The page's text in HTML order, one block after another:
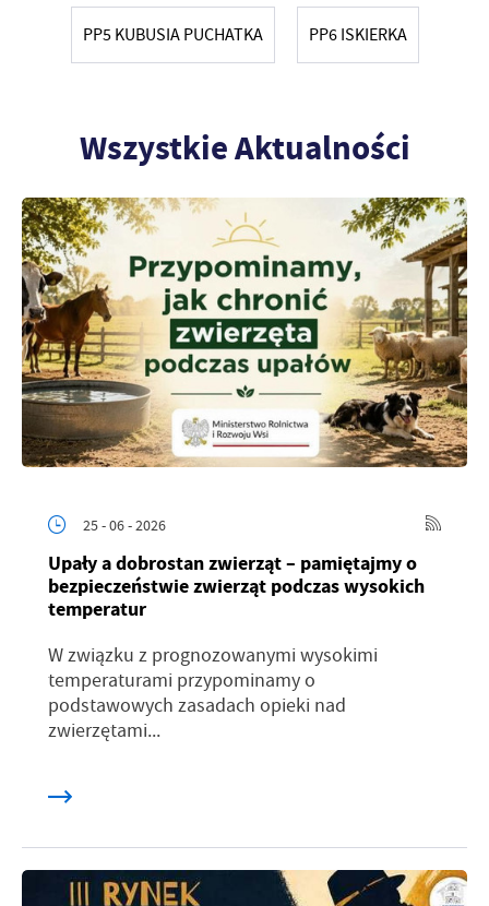
PP5 KUBUSIA PUCHATKA PP6 ISKIERKA
Wszystkie Aktualności
25 - 06 - 2026
Upały a dobrostan zwierząt – pamiętajmy o
bezpieczeństwie zwierząt podczas wysokich
temperatur
W związku z prognozowanymi wysokimi
temperaturami przypominamy o
podstawowych zasadach opieki nad
zwierzętami...
firm będących naszymi partnerami oraz innych dostawców usług.
Firmy te działają w charakterze pośredników prezentujących nasze